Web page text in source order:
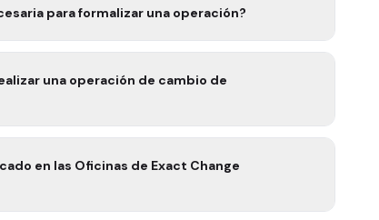
es la documentación necesaria para formalizar una operación?